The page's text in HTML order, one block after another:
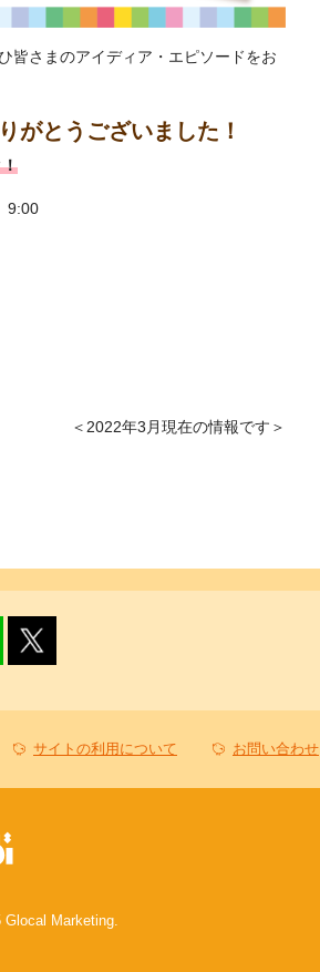
皆さまのアイディア・エピソードをお
がとうございました！
9:00
＜2022年3月現在の情報です＞
サイトの利用について お問い合わせ
Marketing.